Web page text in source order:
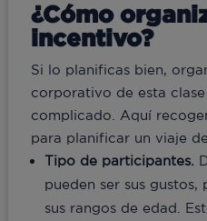
¿Cómo
incentivo?
Si lo planificas bien,
corporativo de esta
complicado. Aquí
para planificar un viaje
Tipo de participantes.
pueden ser sus gustos,
sus rangos de edad.